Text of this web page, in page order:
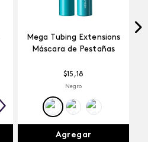
Mega Tubing Extensions
Máscara de Pestañas
$15 ,18
Negro
Agregar